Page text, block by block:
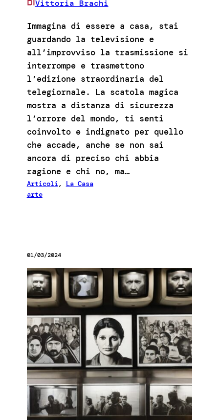
DIVittoria Brachi
Immagina di essere a casa, stai
guardando la televisione e
all’improvviso la trasmissione si
interrompe e trasmettono
l’edizione straordinaria del
telegiornale. La scatola magica
mostra a distanza di sicurezza
l’orrore del mondo, ti senti
coinvolto e indignato per quello
che accade, anche se non sai
ancora di preciso chi abbia
ragione e chi no, ma…
Articoli, La Casa
arte
01/03/2024